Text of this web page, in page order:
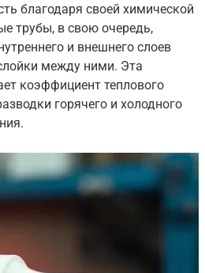
благодаря своей химической
трубы, в свою очередь,
и внешнего слоев
между ними. Эта
коэффициент теплового
горячего и холодного